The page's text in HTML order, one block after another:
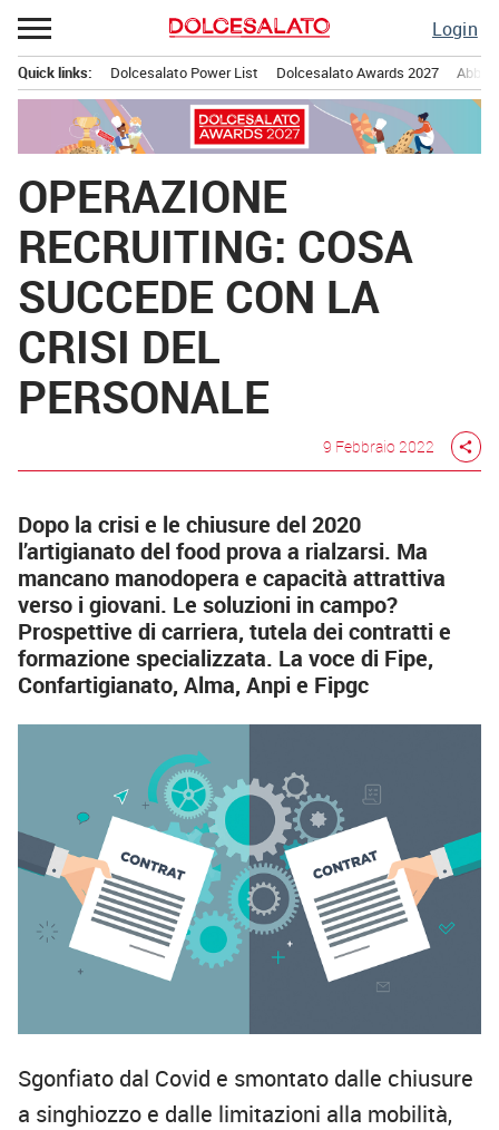
Passa
al
contenuto
Login
principale
Quick links: Dolcesalato Power List Dolcesalato Awards 2027
OPERAZIONE
RECRUITING: COSA
SUCCEDE CON LA
CRISI DEL
PERSONALE
9 Febbraio 2022 share
Dopo la crisi e le chiusure del 2020
l’artigianato del food prova a rialzarsi. Ma
mancano manodopera e capacità attrattiva
verso i giovani. Le soluzioni in campo?
Prospettive di carriera, tutela dei contratti e
formazione specializzata. La voce di Fipe,
Confartigianato, Alma, Anpi e Fipgc
Sgonfiato dal Covid e smontato dalle chiusure
a singhiozzo e dalle limitazioni alla mobilità,